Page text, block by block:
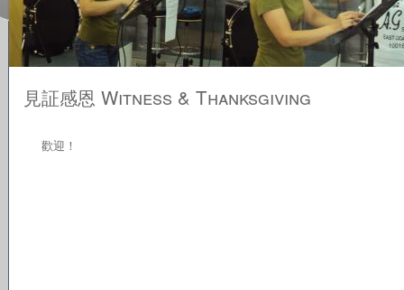
見証感恩 Witness & Thanksgiving
歡迎！